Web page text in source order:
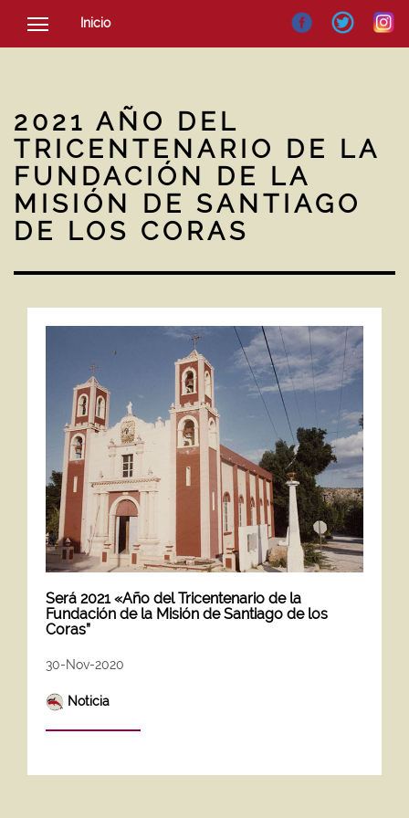
Inicio
SOCIEDAD
NOTICIAS
2021 AÑO DEL
TRICENTENARIO DE LA
FUNDACIÓN DE LA
MISIÓN DE SANTIAGO
DE LOS CORAS
Será 2021 «Año del Tricentenario de la
Fundación de la Misión de Santiago de los
Coras”
30-Nov-2020
Noticia